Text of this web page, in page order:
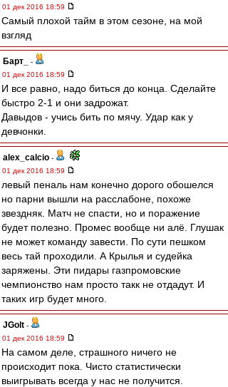
01 дек 2016 18:59
Самый плохой тайм в этом сезоне, на мой
взгляд
Барт_
-
01 дек 2016 18:59
И все равно, надо биться до конца. Сделайте
быстро 2-1 и они задрожат.
Давыдов - учись бить по мячу. Удар как у
девчонки.
alex_calcio -
01 дек 2016 18:59
левый пеналь нам конечно дорого обошелся
но парни вышли на расслабоне, похоже
звездняк. Матч не спасти, но и поражение
будет полезно. Промес вообще ни алё. Глушак
не может команду завести. По сути пешком
весь тай проходили. А Крылья и судейка
заряжены. Эти пидары газпромовские
чемпионство нам просто такк не отдадут. И
таких игр будет много.
JGolt -
01 дек 2016 18:59
На самом деле, страшного ничего не
происходит пока. Чисто статистически
выигрывать всегда у нас не получится.